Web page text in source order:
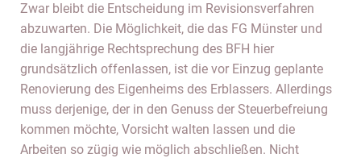
Zwar bleibt die Entscheidung im Revisionsverfahren
abzuwarten. Die Möglichkeit, die das FG Münster und
die langjährige Rechtsprechung des BFH hier
grundsätzlich offenlassen, ist die vor Einzug geplante
Renovierung des Eigenheims des Erblassers. Allerdings
muss derjenige, der in den Genuss der Steuerbefreiung
kommen möchte, Vorsicht walten lassen und die
Arbeiten so zügig wie möglich abschließen. Nicht